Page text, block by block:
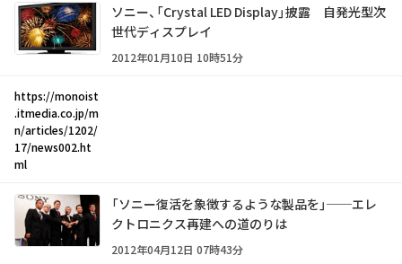
ソニー、「Crystal LED Display」披露 自発光型次
世代ディスプレイ
2012年01月10日 10時51分
https://monoist
.itmedia.co.jp/m
n/articles/1202/
17/news002.ht
ml
「ソニー復活を象徴するような製品を」──エレ
クトロニクス再建への道のりは
2012年04月12日 07時43分